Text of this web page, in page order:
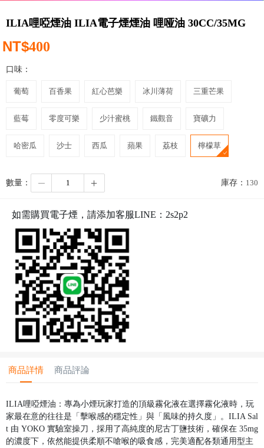
ILIA哩啞煙油 ILIA電子煙煙油 哩哑油 30CC/35MG
NT$400
口味：
葡萄 百香果 紅心芭樂 冰川薄荷 三重芒果
藍莓 零度可樂 少汁蜜桃 鐵觀音 寶礦力
哈密瓜 沙士 西瓜 蘋果 荔枝 檸檬草
數量： 庫存： 130
如需購買電子煙，請添加客服LINE： 2s2p2
商品詳情 商品評論
ILIA哩啞煙油：專為小煙玩家打造的頂級霧化液在選擇霧化液時，玩
家最在意的往往是「擊喉感的穩定性」與「風味的持久度」。ILIA Sal
t 由 YOKO 實驗室操刀，採用了高純度的尼古丁鹽技術，確保在 35mg
的濃度下，依然能提供柔順不嗆喉的吸食感，完美適配各類通用型主